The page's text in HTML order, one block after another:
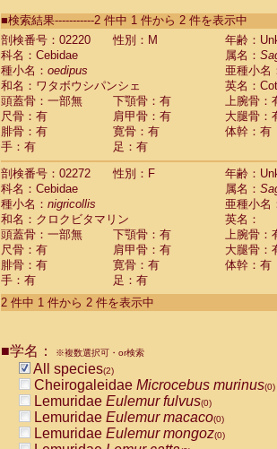
CebidaeSaguinus labiatus(0)
Cebidae Saguinus leucopus (0)
Cebidae
Cebidae
CebidaeSaguinus nigricollis (1)
Cebidae Saguinus oedipus
Cebidae Saguinus weddelli
Cebidae Saguinusspp.
Cebidae Aotus trivirgatus
Cebidae Cebus albifrons
Cebidae
CebidaeCebus capucinus
CebidaeCebus nigrivittatus
Cebidae Cebusspp.(0)
Cebidae Saimiri boliviensis
Cebidae Saimiri sciureus
Atelidae Alouatta caraya
AtelidaeAlouatta fusca
AtelidaeAlouatta seniculus
AtelidaeAteles belzebuth
AtelidaeAteles geoffroyi
AtelidaeAteles paniscus(0)
AtelidaeAtelesspp. (0)
AtelidaeLagothrix lagothricha
AtelidaeLagothrix lagothricha cana
PitheciidaeCacajao calvus
■検索結果-----------2 件中 1 件から 2 件を表示中
剖検番号：02220
性別：M
年齢：
科名：Cebidae
属名：
種小名： oedipus
亜種小名
和名：ワタボウシパンシェ
英名：
頭蓋骨：一部無
下顎骨：有
上腕骨：
尺骨：有
肩甲骨：有
大腿骨：
腓骨：有
寛骨：有
体幹：有
手：有
足：有
剖検番号：02272
性別：F
年齢：
科名：Cebidae
属名：
種小名： nigricollis
亜種小名
和名：クロクビタマリン
英名：
頭蓋骨：一部無
下顎骨：有
上腕骨：
尺骨：有
肩甲骨：有
大腿骨：
腓骨：有
寛骨：有
体幹：有
手：有
足：有
2 件中 1 件から 2 件を表示中
■学名： ※複数選択可・or検索
All species(2)
Cheirogaleidae Microcebus murinus(0)
Lemuridae Eulemur fulvus(0)
Lemuridae Eulemur macaco(0)
Lemuridae Eulemur mongoz(0)